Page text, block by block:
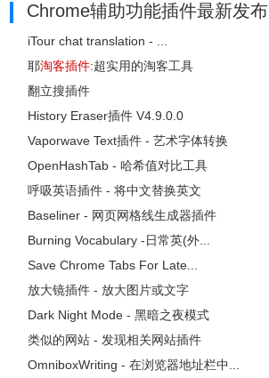
Chrome辅助功能插件最新发布
iTour chat translation - ...
耶淘客插件:超实用的淘客工具
翻立搜插件
History Eraser插件 V4.9.0.0
Vaporwave Text插件 - 艺术字体转换
OpenHashTab - 哈希值对比工具
呼吸英语插件 - 将中文替换英文
Baseliner - 网页网格线生成器插件
Burning Vocabulary -日常英(外...
Save Chrome Tabs For Late...
放大镜插件 - 放大图片或文字
Dark Night Mode - 黑暗之夜模式
类似的网站 - 发现相关网站插件
OmniboxWriting - 在浏览器地址栏中...